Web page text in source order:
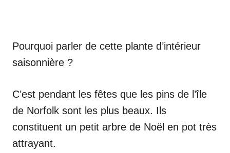
Pourquoi parler de cette plante d’intérieur
saisonnière ?
C’est pendant les fêtes que les pins de l’île
de Norfolk sont les plus beaux. Ils
constituent un petit arbre de Noël en pot très
attrayant.